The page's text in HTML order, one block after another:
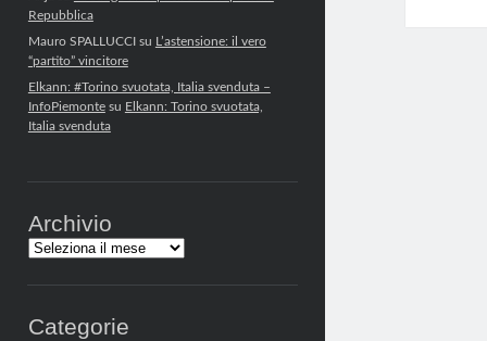
Repubblica
Mauro SPALLUCCI su L’astensione: il vero
“partito” vincitore
Elkann: #Torino svuotata, Italia svenduta –
InfoPiemontesu Elkann: Torino svuotata,
Italia svenduta
Archivio
Archivi
Categorie